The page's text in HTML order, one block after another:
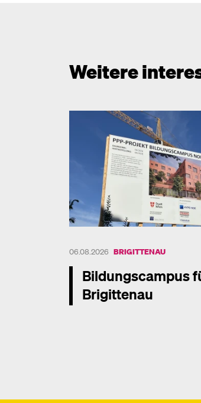
Weitere
06.08.2026 BRIGITTENAU
Bildungscampus
Brigittenau